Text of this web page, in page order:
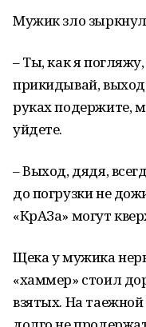
Мужик зло
– Ты, как я
прикидывай,
руках подержите,
уйдете.
– Выход, дядя,
до погрузки не
«КрАЗа» могут
Щека у мужика
«хаммер» стоил
взятых. На